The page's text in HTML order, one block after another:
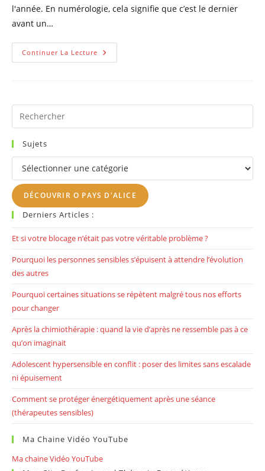
l'année. En numérologie, cela signifie que c’est le dernier
avant un…
Continuer La Lecture Humeurs
D’Automne,
Sujets
Sujets
DÉCOUVRIR O PAYS D'ALICE
Derniers Articles :
Et si votre blocage n’était pas votre véritable problème ?
Pourquoi les personnes sensibles s’épuisent à attendre l’évolution
des autres
Pourquoi certaines situations se répètent malgré tous nos efforts
pour changer
Après la chimiothérapie : quand la vie d’après ne ressemble pas à ce
qu’on imaginait
Adolescent hypersensible en conflit : poser des limites sans escalade
ni épuisement
Comment se protéger énergétiquement après une séance
(thérapeutes sensibles)
Ma Chaine Vidéo YouTube
Ma chaine Vidéo YouTube